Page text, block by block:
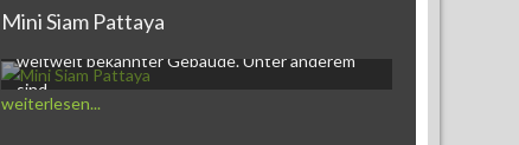
Mini Siam Pattaya
eine Ausstellung von Miniaturnachbildungen
weltweit bekannter Gebäude. Unter anderem
sind…
weiterlesen...